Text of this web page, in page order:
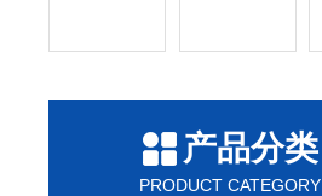
产品分类
PRODUCT CATEGORY